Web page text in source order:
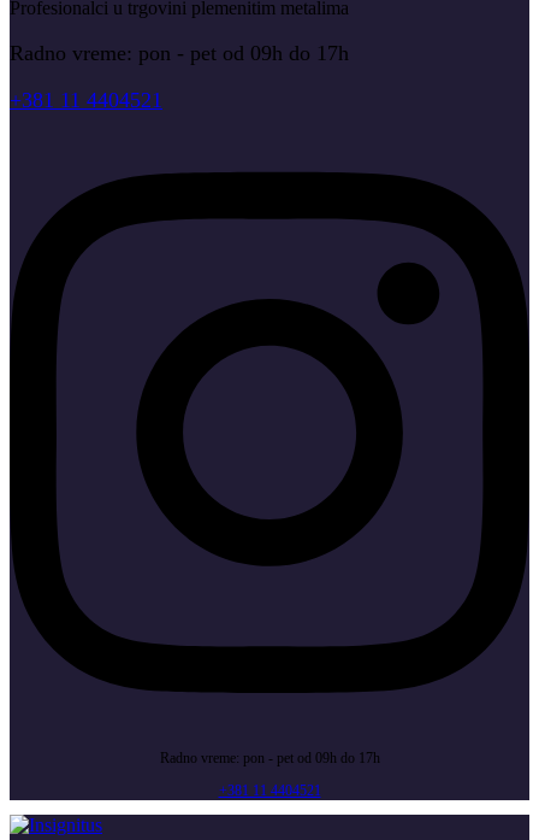
Profesionalci u trgovini plemenitim metalima
Radno vreme: pon - pet od 09h do 17h
+381 11 4404521
Radno vreme: pon - pet od 09h do 17h
+381 11 4404521